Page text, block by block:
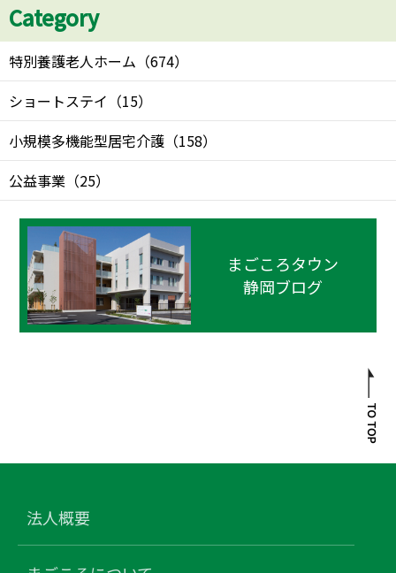
Category
特別養護老人ホーム （674）
ショートステイ （15）
小規模多機能型居宅介護 （158）
公益事業 （25）
まごころタウン
静岡ブログ
法人概要